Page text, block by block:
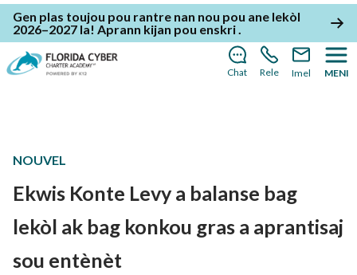
Gen plas toujou pou rantre nan nou pou ane lekòl
2026–2027 la! Aprann kijan pou enskri.
Chat Rele Imel MENI
NOUVEL
Ekwis Konte Levy a balanse bag
lekòl ak bag konkou gras a aprantisaj
sou entènèt